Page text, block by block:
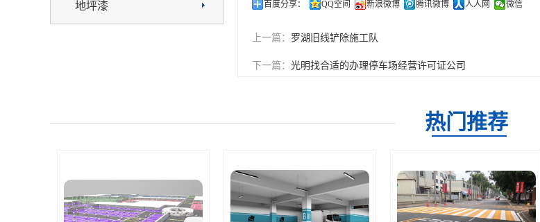
地坪漆 百度分享： QQ空间 新浪微博 腾讯微博 人人网 微信
上一篇： 罗湖旧线铲除施工队
下一篇： 光明找合适的办理停车场经营许可证公司
热门推荐